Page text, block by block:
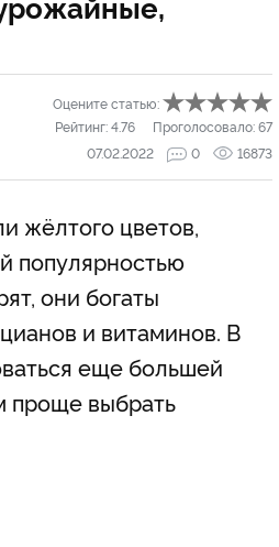
Оцените статью:
Рейтинг:4.76 Проголосовало:67
07.02.2022
0 16873
жёлтого цветов,
популярностью
они богаты
и витаминов. В
еще большей
проще выбрать